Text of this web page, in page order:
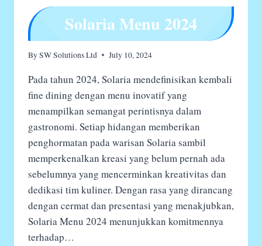
Solaria Menu 2024
BySW Solutions Ltd July 10, 2024
Pada tahun 2024, Solaria mendefinisikan kembali
fine dining dengan menu inovatif yang
menampilkan semangat perintisnya dalam
gastronomi. Setiap hidangan memberikan
penghormatan pada warisan Solaria sambil
memperkenalkan kreasi yang belum pernah ada
sebelumnya yang mencerminkan kreativitas dan
dedikasi tim kuliner. Dengan rasa yang dirancang
dengan cermat dan presentasi yang menakjubkan,
Solaria Menu 2024 menunjukkan komitmennya
terhadap…